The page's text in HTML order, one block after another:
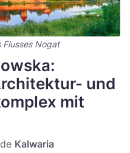
Nogat
und
mit
Kalwaria